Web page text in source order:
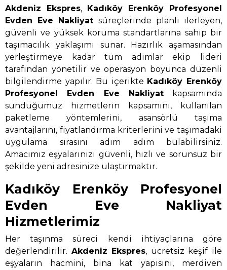
Akdeniz Ekspres, Kadıköy Erenköy Profesyonel
Evden Eve Nakliyat süreçlerinde planlı ilerleyen,
güvenli ve yüksek koruma standartlarına sahip bir
taşımacılık yaklaşımı sunar. Hazırlık aşamasından
yerleştirmeye kadar tüm adımlar ekip lideri
tarafından yönetilir ve operasyon boyunca düzenli
bilgilendirme yapılır. Bu içerikte Kadıköy Erenköy
Profesyonel Evden Eve Nakliyatkapsamında
sunduğumuz hizmetlerin kapsamını, kullanılan
paketleme yöntemlerini, asansörlü taşıma
avantajlarını, fiyatlandırma kriterlerini ve taşımadaki
uygulama sırasını adım adım bulabilirsiniz.
Amacımız eşyalarınızı güvenli, hızlı ve sorunsuz bir
şekilde yeni adresinize ulaştırmaktır.
Kadıköy Erenköy Profesyonel
Evden Eve Nakliyat
Hizmetlerimiz
Her taşınma süreci kendi ihtiyaçlarına göre
değerlendirilir. Akdeniz Ekspres, ücretsiz keşif ile
eşyaların hacmini, bina kat yapısını, merdiven